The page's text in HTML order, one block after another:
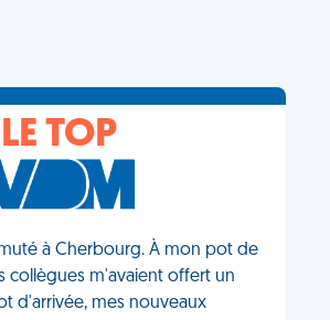
LE TOP
à Cherbourg. À mon pot de
collègues m'avaient offert un
d'arrivée, mes nouveaux